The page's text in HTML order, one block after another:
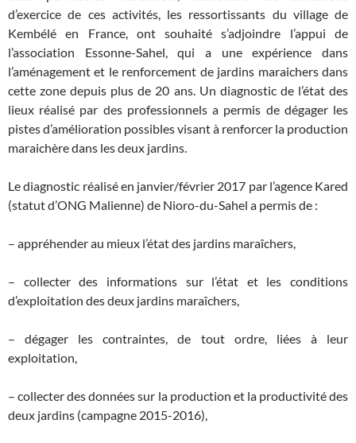
d’exercice de ces activités, les ressortissants du village de
Kembélé en France, ont souhaité s’adjoindre l’appui de
l’association Essonne-Sahel, qui a une expérience dans
l’aménagement et le renforcement de jardins maraichers dans
cette zone depuis plus de 20 ans. Un diagnostic de l’état des
lieux réalisé par des professionnels a permis de dégager les
pistes d’amélioration possibles visant à renforcer la production
maraichère dans les deux jardins.
Le diagnostic réalisé en janvier/février 2017 par l’agence Kared
(statut d’ONG Malienne) de Nioro-du-Sahel a permis de :
– appréhender au mieux l’état des jardins maraîchers,
– collecter des informations sur l’état et les conditions
d’exploitation des deux jardins maraîchers,
– dégager les contraintes, de tout ordre, liées à leur
exploitation,
– collecter des données sur la production et la productivité des
deux jardins (campagne 2015-2016),